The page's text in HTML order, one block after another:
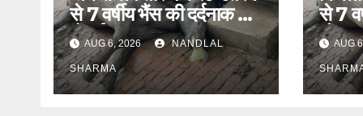
से 7 वर्षीय भैंस की दर्दनाक मौत
हो गई।
AUG 6, 2026 NANDLAL
SHARMA
से 7
मौतह
AUG